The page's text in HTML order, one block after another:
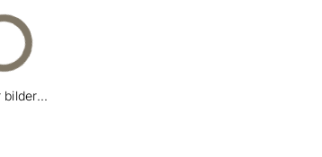
bilder...